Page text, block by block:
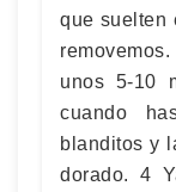
que suelten
unos 5-10
cuando
blanditos y
dorado. 4